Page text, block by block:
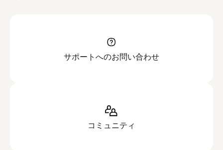
サポートへのお問い合わせ
コミュニティ